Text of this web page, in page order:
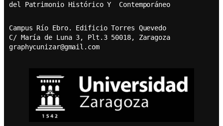
del Patrimonio Histórico Y  Contemporáneo
Campus Río Ebro. Edificio Torres Quevedo
C/ María de Luna 3, Plt.3 50018, Zaragoza
graphycunizar@gmail.com